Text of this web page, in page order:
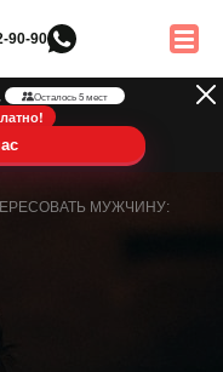
90-90
Осталось 5 мест
МУЖЧИНУ: